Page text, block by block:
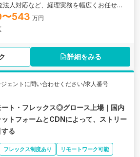
人対応など、経理実務を幅広くお任せし
〜543 万円
詳細をみる
ェントに問い合わせください/求人番号
ート・フレックス◎グロース上場｜国内
トフォームとCDNによって、ストリー
る
フレックス制度あり
リモートワーク可能